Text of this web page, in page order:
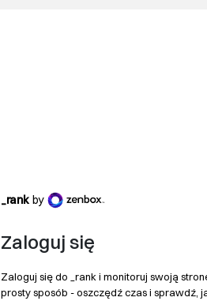
_rank by
Zaloguj się
Zaloguj się do _rank i monitoruj swoją
prosty sposób - oszczędź czas i sprawdź,